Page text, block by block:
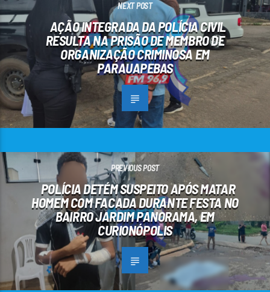
NEXT POST
AÇÃO INTEGRADA DA POLÍCIA CIVIL
RESULTA NA PRISÃO DE MEMBRO DE
ORGANIZAÇÃO CRIMINOSA EM
PARAUAPEBAS
PREVIOUS POST
POLÍCIA DETÉM SUSPEITO APÓS MATAR
HOMEM COM FACADA DURANTE FESTA NO
BAIRRO JARDIM PANORAMA, EM
CURIONÓPOLIS